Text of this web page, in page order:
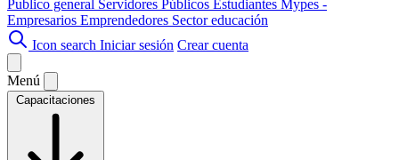
Publico general Servidores Públicos Estudiantes Mypes -
Empresarios Emprendedores Sector educación
Icon search Iniciar sesión Crear cuenta
Menú
Capacitaciones